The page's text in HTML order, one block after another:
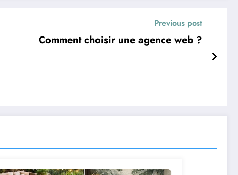
Previous post
Comment choisir une agence web ?